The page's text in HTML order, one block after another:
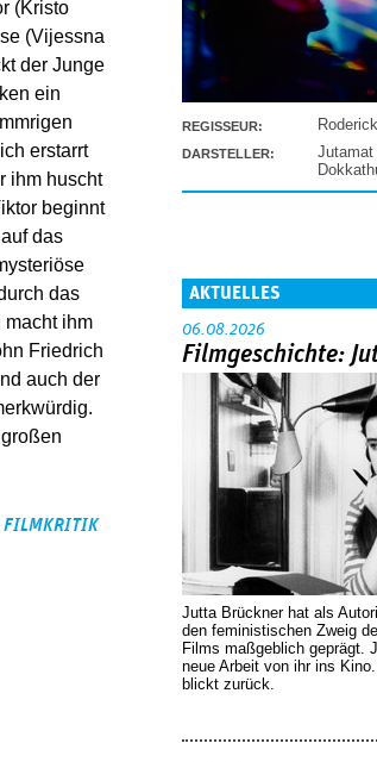
(Kristo
(Vijessna
der Junge
ein
erstarrt
ihm huscht
beginnt
das
das
ihm
Friedrich
auch der
FILMKRITIK
REGISSEUR:
DARSTELLER:
Jutamat
AKTUELLES
06.08.2026
Filmgeschichte:
Jutta Brückner hat als
den feministischen Zweig
Films maßgeblich geprägt.
neue Arbeit von ihr ins
blickt zurück.